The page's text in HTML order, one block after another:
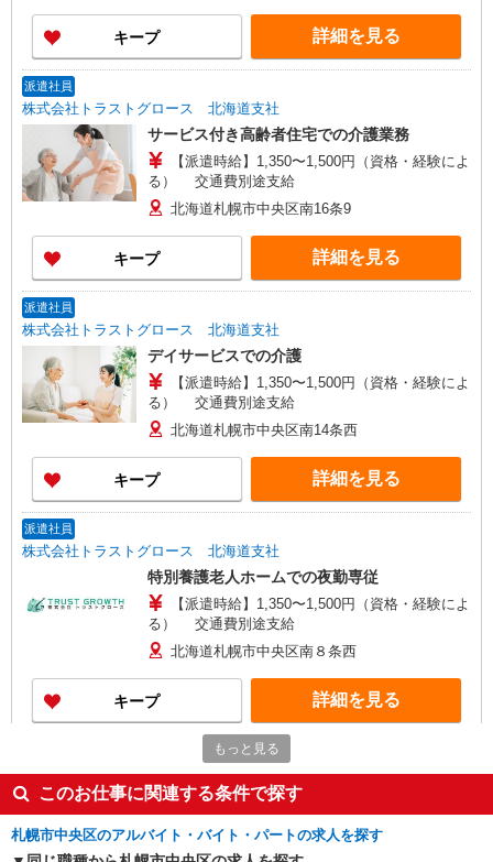
キープ 詳細を見る
派遣社員
株式会社トラストグロース 北海道支社
サービス付き高齢者住宅での介護業務
【派遣時給】1,350〜1,500円（資格・経験によ
る） 交通費別途支給
北海道札幌市中央区南16条9
キープ 詳細を見る
派遣社員
株式会社トラストグロース 北海道支社
デイサービスでの介護
【派遣時給】1,350〜1,500円（資格・経験によ
る） 交通費別途支給
北海道札幌市中央区南14条西
キープ 詳細を見る
派遣社員
株式会社トラストグロース 北海道支社
特別養護老人ホームでの夜勤専従
【派遣時給】1,350〜1,500円（資格・経験によ
る） 交通費別途支給
北海道札幌市中央区南８条西
キープ 詳細を見る
株式会社トラストグロース 北海道支社
有料老人ホームでの介護
【派遣時給】1,350〜1,500円（資格・経験によ
る） 交通費別途支給
もっと見る
このお仕事に関連する条件で探す
札幌市中央区のアルバイト・バイト・パートの求人を探す